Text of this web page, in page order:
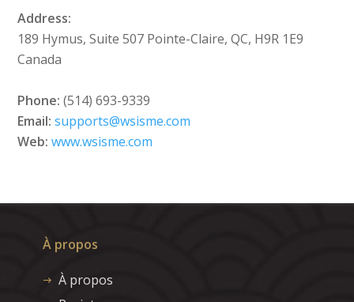
Address:
189 Hymus, Suite 507 Pointe-Claire, QC, H9R 1E9
Canada
Phone: (514) 693-9339
Email: supports@wsisme.com
Web: www.wsisme.com
À propos
À propos